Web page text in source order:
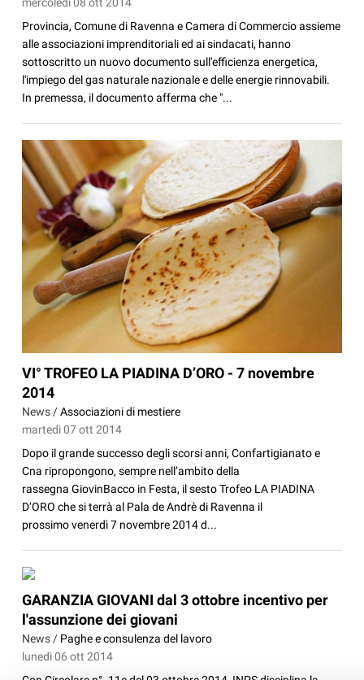
mercoledì 08 ott 2014
Provincia, Comune di Ravenna e Camera di Commercio assieme
alle associazioni imprenditoriali ed ai sindacati, hanno
sottoscritto un nuovo documento sull'efficienza energetica,
l'impiego del gas naturale nazionale e delle energie rinnovabili.
In premessa, il documento afferma che "...
VI° TROFEO LA PIADINA D’ORO - 7 novembre
2014
News /Associazioni di mestiere
martedì 07 ott 2014
Dopo il grande successo degli scorsi anni, Confartigianato e
Cna ripropongono, sempre nell’ambito della
rassegna GiovinBacco in Festa, il sesto Trofeo LA PIADINA
D’ORO che si terrà al Pala de Andrè di Ravenna il
prossimo venerdì 7 novembre 2014 d...
GARANZIA GIOVANI dal 3 ottobre incentivo per
l'assunzione dei giovani
News / Paghe e consulenza del lavoro
lunedì 06 ott 2014